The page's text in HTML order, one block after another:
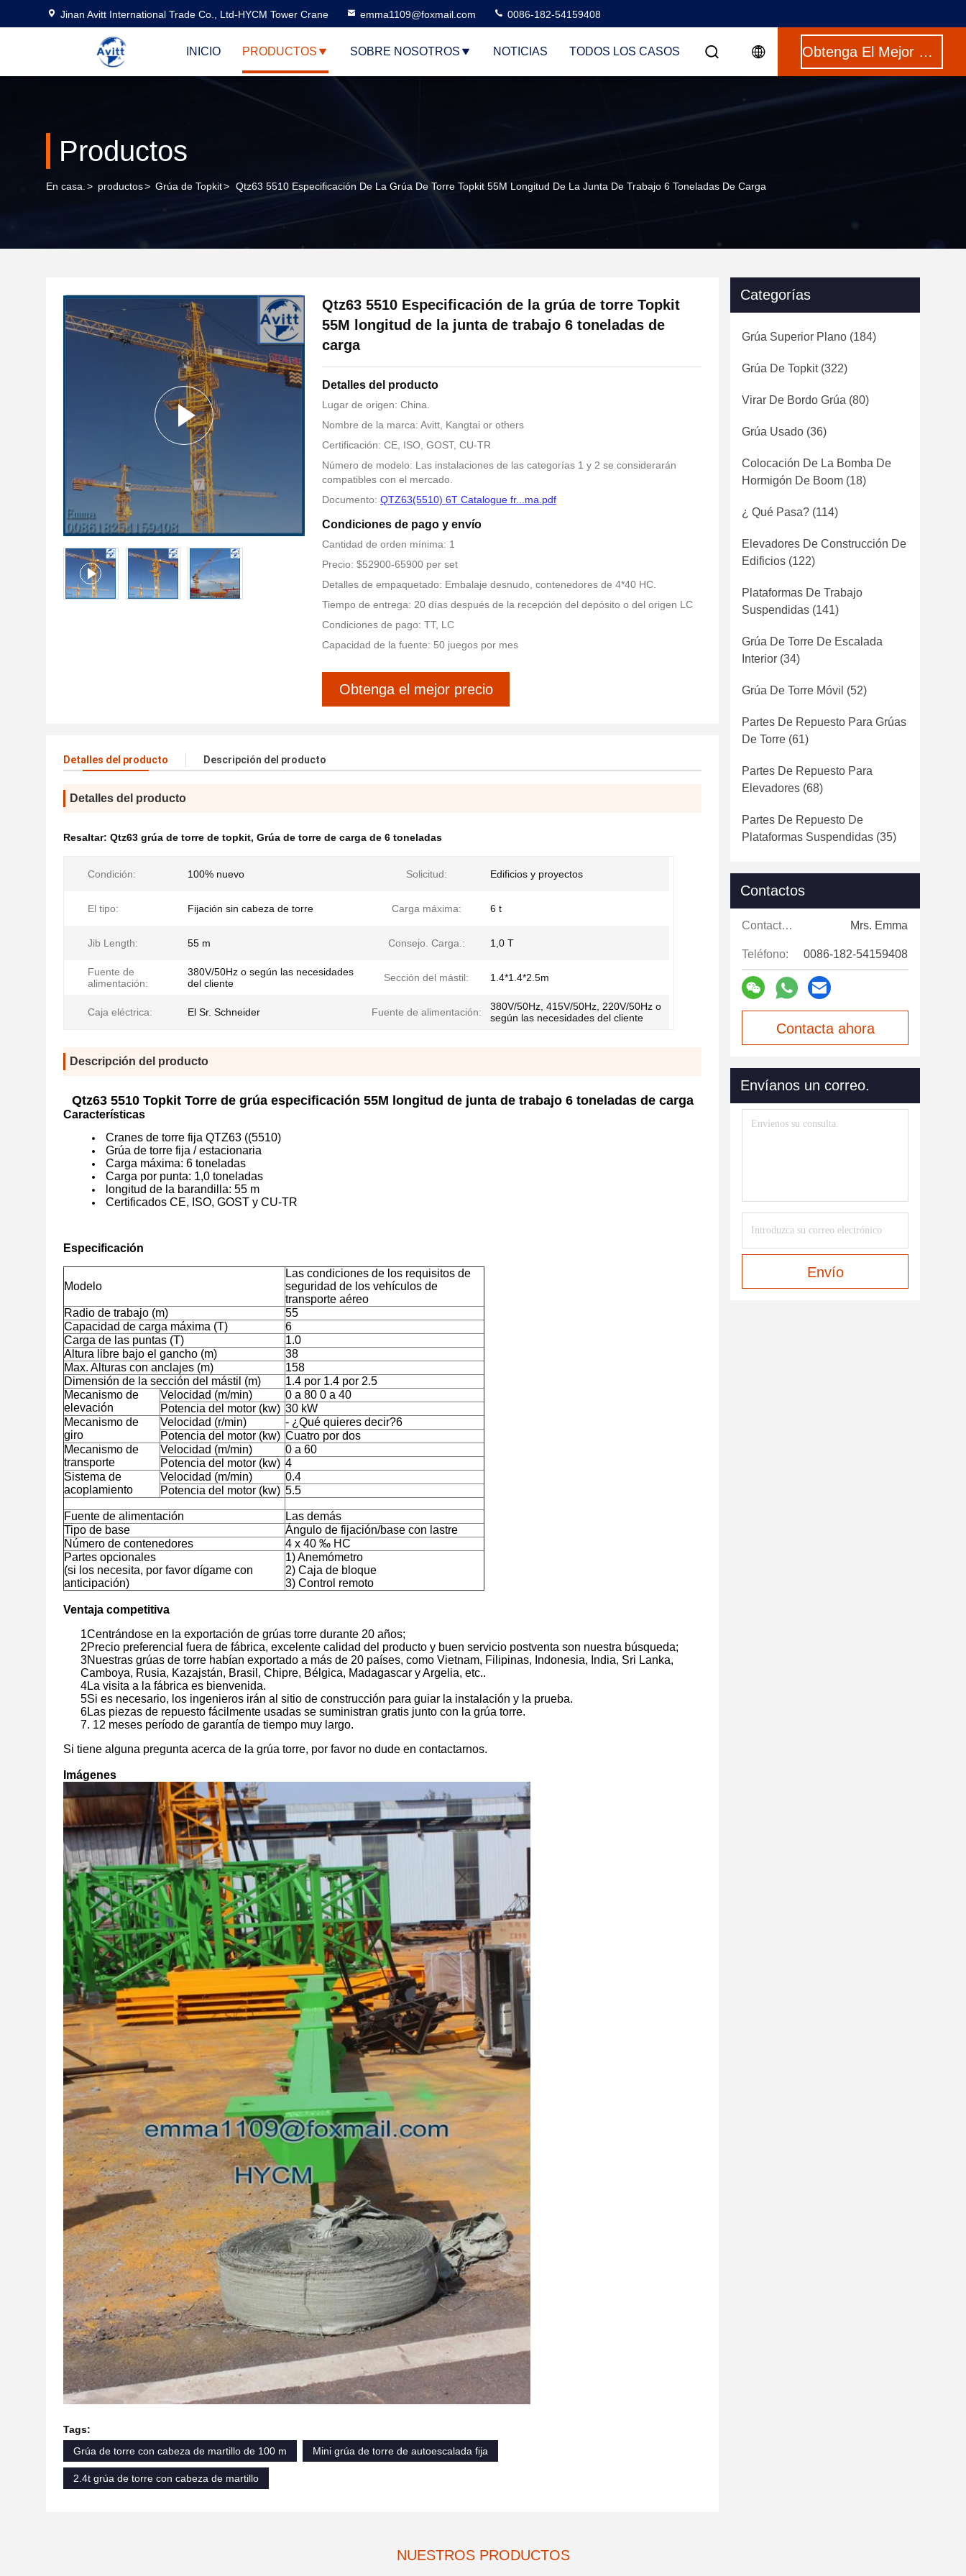
Jinan Avitt International Trade Co., Ltd-HYCM Tower Crane emma1109@foxmail.com 0086-182-54159408
INICIO PRODUCTOS SOBRE NOSOTROS NOTICIAS TODOS LOS CASOS Obtenga El Mejor Precio
Productos
En casa. > productos> Grúa de Topkit> Qtz63 5510 Especificación De La Grúa De Torre Topkit 55M Longitud De La Junta De Trabajo 6 Toneladas De Carga
Qtz63 5510 Especificación de la grúa de torre Topkit
55M longitud de la junta de trabajo 6 toneladas de
carga
Detalles del producto
Lugar de origen: China.
Nombre de la marca: Avitt, Kangtai or others
Certificación: CE, ISO, GOST, CU-TR
Número de modelo: Las instalaciones de las categorías 1 y 2 se considerarán
compatibles con el mercado.
Documento: QTZ63(5510) 6T Catalogue fr...ma.pdf
Condiciones de pago y envío
Cantidad de orden mínima: 1
Precio: $52900-65900 per set
Detalles de empaquetado: Embalaje desnudo, contenedores de 4*40 HC.
Tiempo de entrega: 20 días después de la recepción del depósito o del origen LC
Condiciones de pago: TT, LC
Capacidad de la fuente: 50 juegos por mes
Obtenga el mejor precio
Detalles del producto Descripción del producto
Detalles del producto
Resaltar: Qtz63 grúa de torre de topkit, Grúa de torre de carga de 6 toneladas
Condición: 100% nuevo Solicitud: Edificios y proyectos
El tipo: Fijación sin cabeza de torre Carga máxima: 6 t
Jib Length: 55 m Consejo. Carga.: 1,0 T
Fuente de
alimentación:
380V/50Hz o según las necesidades
del cliente
Sección del mástil: 1.4*1.4*2.5m
Caja eléctrica: El Sr. Schneider Fuente de alimentación:
380V/50Hz, 415V/50Hz, 220V/50Hz o
según las necesidades del cliente
Descripción del producto
Qtz63 5510 Topkit Torre de grúa especificación 55M longitud de junta de trabajo 6 toneladas de carga
Características
Cranes de torre fija QTZ63 ((5510)
Grúa de torre fija / estacionaria
Carga máxima: 6 toneladas
Carga por punta: 1,0 toneladas
longitud de la barandilla: 55 m
Certificados CE, ISO, GOST y CU-TR
Especificación
Modelo
Las condiciones de los requisitos de
seguridad de los vehículos de
transporte aéreo
Radio de trabajo (m)
55
Capacidad de carga máxima (T)
6
Carga de las puntas (T)
1.0
Altura libre bajo el gancho (m)
38
Max. Alturas con anclajes (m)
158
Dimensión de la sección del mástil (m)
1.4 por 1.4 por 2.5
Mecanismo de
elevación
Velocidad (m/min)
0 a 80 0 a 40
Potencia del motor (kw) 30 kW
Mecanismo de
giro
Velocidad (r/min)
- ¿Qué quieres decir?6
Potencia del motor (kw) Cuatro por dos
Mecanismo de
transporte
Velocidad (m/min)
0 a 60
Potencia del motor (kw) 4
Sistema de
acoplamiento
Velocidad (m/min)
0.4
Potencia del motor (kw) 5.5
Fuente de alimentación
Las demás
Tipo de base
Ángulo de fijación/base con lastre
Número de contenedores
4 x 40 ‰ HC
Partes opcionales
(si los necesita, por favor dígame con
anticipación)
1) Anemómetro
2) Caja de bloque
3) Control remoto
Ventaja competitiva
1Centrándose en la exportación de grúas torre durante 20 años;
2Precio preferencial fuera de fábrica, excelente calidad del producto y buen servicio postventa son nuestra búsqueda;
3Nuestras grúas de torre habían exportado a más de 20 países, como Vietnam, Filipinas, Indonesia, India, Sri Lanka,
Camboya, Rusia, Kazajstán, Brasil, Chipre, Bélgica, Madagascar y Argelia, etc..
4La visita a la fábrica es bienvenida.
5Si es necesario, los ingenieros irán al sitio de construcción para guiar la instalación y la prueba.
6Las piezas de repuesto fácilmente usadas se suministran gratis junto con la grúa torre.
7. 12 meses período de garantía de tiempo muy largo.
Si tiene alguna pregunta acerca de la grúa torre, por favor no dude en contactarnos.
Imágenes
Tags:
Grúa de torre con cabeza de martillo de 100 m
Mini grúa de torre de autoescalada fija
2.4t grúa de torre con cabeza de martillo
Categorías
Grúa Superior Plano (184)
Grúa De Topkit(322)
Virar De Bordo Grúa (80)
Grúa Usado (36)
Colocación De La Bomba De
Hormigón De Boom (18)
¿ Qué Pasa? (114)
Elevadores De Construcción De
Edificios (122)
Plataformas De Trabajo
Suspendidas (141)
Grúa De Torre De Escalada
Interior (34)
Grúa De Torre Móvil (52)
Partes De Repuesto Para Grúas
De Torre (61)
Partes De Repuesto Para
Elevadores (68)
Partes De Repuesto De
Plataformas Suspendidas (35)
Contactos
Contactos: Mrs. Emma
Teléfono: 0086-182-54159408
Contacta ahora
Envíanos un correo.
Envío
NUESTROS PRODUCTOS